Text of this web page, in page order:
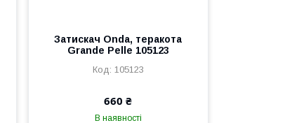
Затискач Onda, теракота
Grande Pelle 105123
105123
660 ₴
В наявності